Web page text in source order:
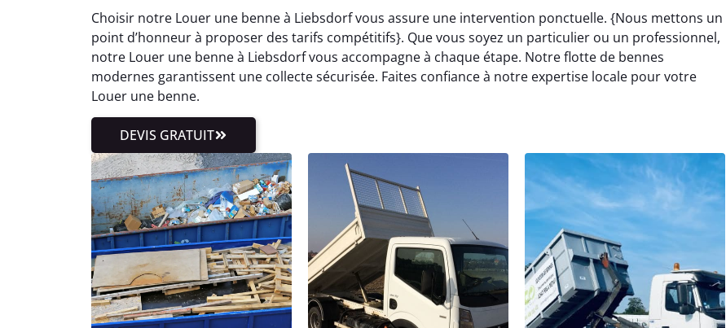
Choisir notre Louer une benne à Liebsdorf vous assure une intervention ponctuelle. {Nous mettons un
point d’honneur à proposer des tarifs compétitifs}. Que vous soyez un particulier ou un professionnel,
notre Louer une benne à Liebsdorf vous accompagne à chaque étape. Notre flotte de bennes
modernes garantissent une collecte sécurisée. Faites confiance à notre expertise locale pour votre
Louer une benne.
DEVIS GRATUIT